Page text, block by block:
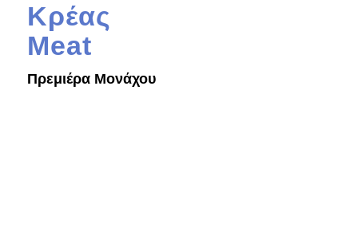
Κρέας
Meat
Πρεμιέρα Μονάχου